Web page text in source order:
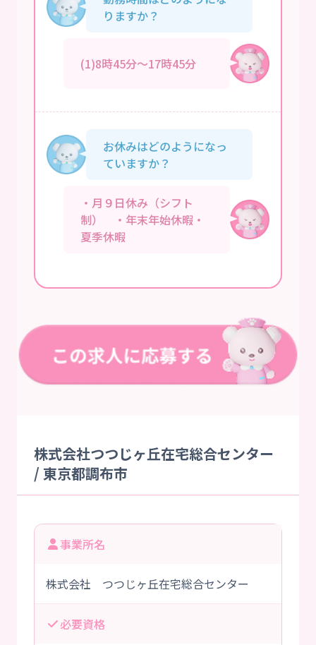
りますか？
(1)8時45分～17時45分
お休みはどのようになっ
ていますか？
・月９日休み（シフト
制） ・年末年始休暇・
夏季休暇
株式会社つつじヶ丘在宅総合センター
/ 東京都調布市
事業所名
株式会社 つつじヶ丘在宅総合センター
必要資格